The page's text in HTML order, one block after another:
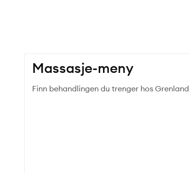
Massasje-meny
Finn behandlingen du trenger hos Grenland